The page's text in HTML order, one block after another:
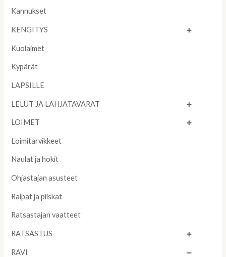
Kannukset
KENGITYS
Kuolaimet
Kypärät
LAPSILLE
LELUT JA LAHJATAVARAT
LOIMET
Loimitarvikkeet
Naulat ja hokit
Ohjastajan asusteet
Raipat ja piiskat
Ratsastajan vaatteet
RATSASTUS
RAVI